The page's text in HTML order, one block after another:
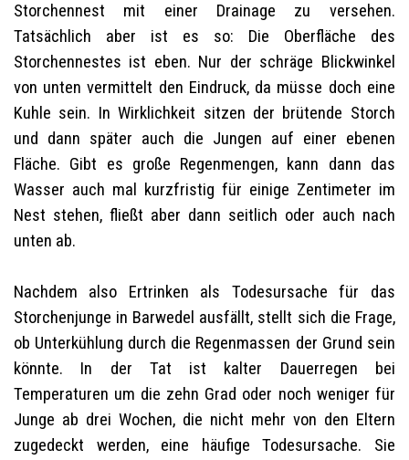
Storchennest mit einer Drainage zu versehen.
Tatsächlich aber ist es so: Die Oberfläche des
Storchennestes ist eben. Nur der schräge Blickwinkel
von unten vermittelt den Eindruck, da müsse doch eine
Kuhle sein. In Wirklichkeit sitzen der brütende Storch
und dann später auch die Jungen auf einer ebenen
Fläche. Gibt es große Regenmengen, kann dann das
Wasser auch mal kurzfristig für einige Zentimeter im
Nest stehen, fließt aber dann seitlich oder auch nach
unten ab.
Nachdem also Ertrinken als Todesursache für das
Storchenjunge in Barwedel ausfällt, stellt sich die Frage,
ob Unterkühlung durch die Regenmassen der Grund sein
könnte. In der Tat ist kalter Dauerregen bei
Temperaturen um die zehn Grad oder noch weniger für
Junge ab drei Wochen, die nicht mehr von den Eltern
zugedeckt werden, eine häufige Todesursache. Sie